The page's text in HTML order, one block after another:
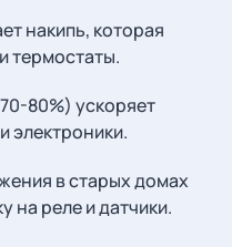
накипь, которая
термостаты.
80%) ускоряет
электроники.
в старых домах
на реле и датчики.